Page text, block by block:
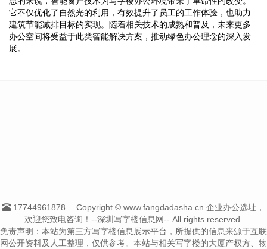
它不仅优化了自然光的利用，有效提升了员工的工作体验，也助力
建筑节能减排目标的实现。随着相关技术的成熟和普及，未来更多
办公空间将受益于此类智能解决方案，推动绿色办公理念的深入发
展。
17744961878
Copyright © www.fangdadasha.cn 企业办公选址，
欢迎您致电咨询！--深圳写字楼信息网-- All rights reserved.
免责声明：本站为第三方写字楼信息展示平台，所提供的信息来源于互联
网公开资料及人工整理，仅供参考。本站与相关写字楼的大厦产权方、物